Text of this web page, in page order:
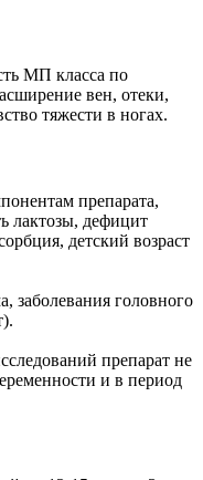
МП класса по
вен, отеки,
тяжести в ногах.
препарата,
лактозы, дефицит
детский возраст
заболевания головного
препарат не
и в период